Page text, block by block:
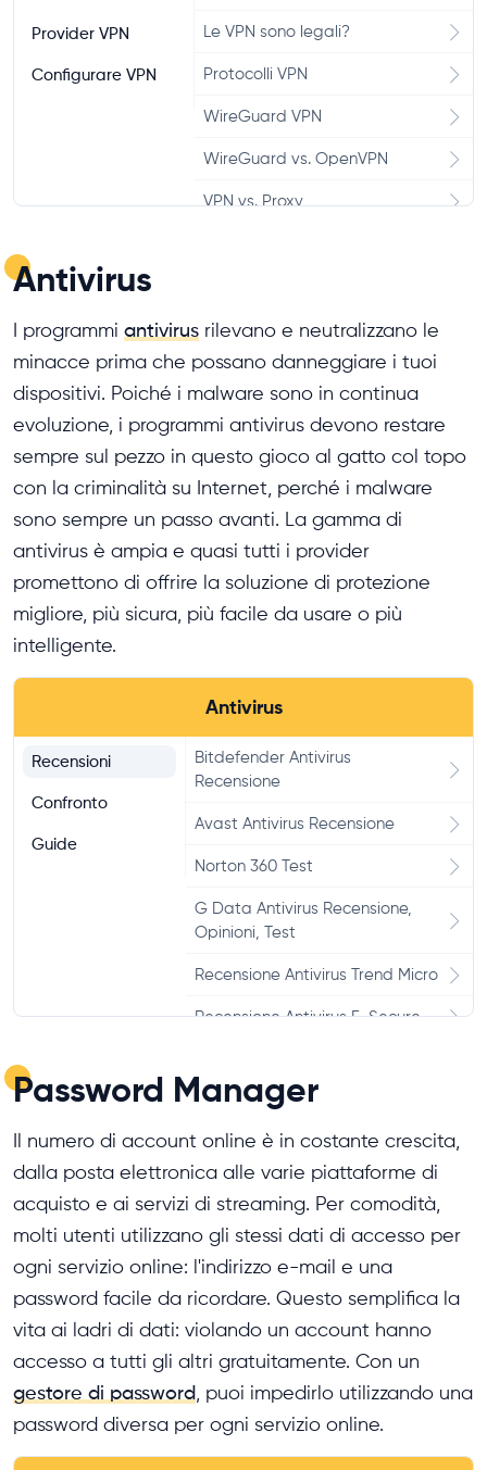
Mozilla VPN Recensione
VyprVPN Recensione
Hotspot Shield Recensione
Atlas VPN Recensione
IPVanish Recensione
Bitdefender VPN Recensione
PrivateVPN Recensione
TorGuard Recensione
TunnelBear Recensione
Avast VPN Recensione
PrivadoVPN Recensione
Perfect Privacy Recensione
Avira Phantom VPN
VeePN VPN Recensione
Opinioni
Opera VPN browser
recensione
Provider VPN
Configurare VPN
Le VPN sono legali?
Protocolli VPN
WireGuard VPN
WireGuard vs. OpenVPN
VPN vs. Proxy
Antivirus
I programmi antivirus rilevano e neutralizzano le
minacce prima che possano danneggiare i tuoi
dispositivi. Poiché i malware sono in continua
evoluzione, i programmi antivirus devono restare
sempre sul pezzo in questo gioco al gatto col topo
con la criminalità su Internet, perché i malware
sono sempre un passo avanti. La gamma di
antivirus è ampia e quasi tutti i provider
promettono di offrire la soluzione di protezione
migliore, più sicura, più facile da usare o più
intelligente.
Antivirus
Recensioni
Confronto
Guide
Bitdefender Antivirus
Recensione
Avast Antivirus Recensione
Norton 360 Test
G Data Antivirus Recensione,
Opinioni, Test
Recensione Antivirus Trend Micro
Recensione Antivirus F-Secure
Test
AVG Antivirus Recensione,
Avira Antivirus Recensione
ESET Antivirus Recensioni, Test,
Opinioni
Sophos Home Recensione,
Opinioni, Test
Surfshark Antivirus Recensione
Password Manager
Il numero di account online è in costante crescita,
dalla posta elettronica alle varie piattaforme di
acquisto e ai servizi di streaming. Per comodità,
molti utenti utilizzano gli stessi dati di accesso per
ogni servizio online: l'indirizzo e-mail e una
password facile da ricordare. Questo semplifica la
vita ai ladri di dati: violando un account hanno
accesso a tutti gli altri gratuitamente. Con un
gestore di password, puoi impedirlo utilizzando una
password diversa per ogni servizio online.